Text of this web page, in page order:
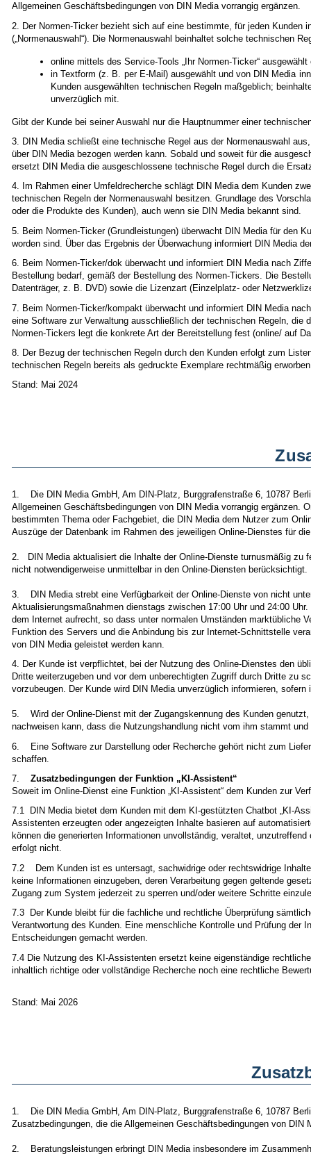
Allgemeinen Geschäftsbedingungen von DIN Media vorrangig ergänzen.
2. Der Normen-Ticker bezieht sich auf eine bestimmte, für jeden
(„Normenauswahl“). Die Normenauswahl beinhaltet solche technischen
online mittels des Service-Tools „Ihr Normen-Ticker“ ausgewählt
in Textform (z. B. per E-Mail) ausgewählt und von DIN Media
Kunden ausgewählten technischen Regeln maßgeblich;
unverzüglich mit.
Gibt der Kunde bei seiner Auswahl nur die Hauptnummer einer
3. DIN Media schließt eine technische Regel aus der Normenauswahl
über DIN Media bezogen werden kann. Sobald und soweit für die
ersetzt DIN Media die ausgeschlossene technische Regel durch die
4. Im Rahmen einer Umfeldrecherche schlägt DIN Media dem Kunden
technischen Regeln der Normenauswahl besitzen. Grundlage des
oder die Produkte des Kunden), auch wenn sie DIN Media bekannt sind.
5. Beim Normen-Ticker (Grundleistungen) überwacht DIN Media für den
worden sind. Über das Ergebnis der Überwachung informiert DIN Media
6. Beim Normen-Ticker/dok überwacht und informiert DIN Media nach
Bestellung bedarf, gemäß der Bestellung des Normen-Tickers. Die
Datenträger, z. B. DVD) sowie die Lizenzart (Einzelplatz- oder
7. Beim Normen-Ticker/kompakt überwacht und informiert DIN Media
eine Software zur Verwaltung ausschließlich der technischen Regeln,
Normen-Tickers legt die konkrete Art der Bereitstellung fest (online/ auf
8. Der Bezug der technischen Regeln durch den Kunden erfolgt zum
technischen Regeln bereits als gedruckte Exemplare rechtmäßig
Stand: Mai 2024
1. Die DIN Media GmbH, Am DIN-Platz, Burggrafenstraße 6, 10787
Allgemeinen Geschäftsbedingungen von DIN Media vorrangig ergänzen.
bestimmten Thema oder Fachgebiet, die DIN Media dem Nutzer zum
Auszüge der Datenbank im Rahmen des jeweiligen Online-Dienstes für
2. DIN Media aktualisiert die Inhalte der Online-Dienste turnusmäßig zu
nicht notwendigerweise unmittelbar in den Online-Diensten
3. DIN Media strebt eine Verfügbarkeit der Online-Dienste von nicht
Aktualisierungsmaßnahmen dienstags zwischen 17:00 Uhr und 24:00
dem Internet aufrecht, so dass unter normalen Umständen marktübliche
Funktion des Servers und die Anbindung bis zur Internet-Schnittstelle
von DIN Media geleistet werden kann.
4. Der Kunde ist verpflichtet, bei der Nutzung des Online-Dienstes den
Dritte weiterzugeben und vor dem unberechtigten Zugriff durch Dritte zu
vorzubeugen. Der Kunde wird DIN Media unverzüglich informieren,
5. Wird der Online-Dienst mit der Zugangskennung des Kunden
nachweisen kann, dass die Nutzungshandlung nicht vom ihm stammt
6. Eine Software zur Darstellung oder Recherche gehört nicht zum
schaffen.
7. Zusatzbedingungen der Funktion „KI-Assistent“
Soweit im Online-Dienst eine Funktion „KI-Assistent“ dem Kunden zur
7.1 DIN Media bietet dem Kunden mit dem KI-gestützten Chatbot „KI-
Assistenten erzeugten oder angezeigten Inhalte basieren auf
können die generierten Informationen unvollständig, veraltet,
erfolgt nicht.
7.2 Dem Kunden ist es untersagt, sachwidrige oder rechtswidrige
keine Informationen einzugeben, deren Verarbeitung gegen geltende
Zugang zum System jederzeit zu sperren und/oder weitere Schritte
7.3 Der Kunde bleibt für die fachliche und rechtliche Überprüfung
Verantwortung des Kunden. Eine menschliche Kontrolle und Prüfung der
Entscheidungen gemacht werden.
7.4 Die Nutzung des KI-Assistenten ersetzt keine eigenständige
inhaltlich richtige oder vollständige Recherche noch eine rechtliche
Stand: Mai 2026
1. Die DIN Media GmbH, Am DIN-Platz, Burggrafenstraße 6, 10787
Zusatzbedingungen, die die Allgemeinen Geschäftsbedingungen von DIN
2. Beratungsleistungen erbringt DIN Media insbesondere im